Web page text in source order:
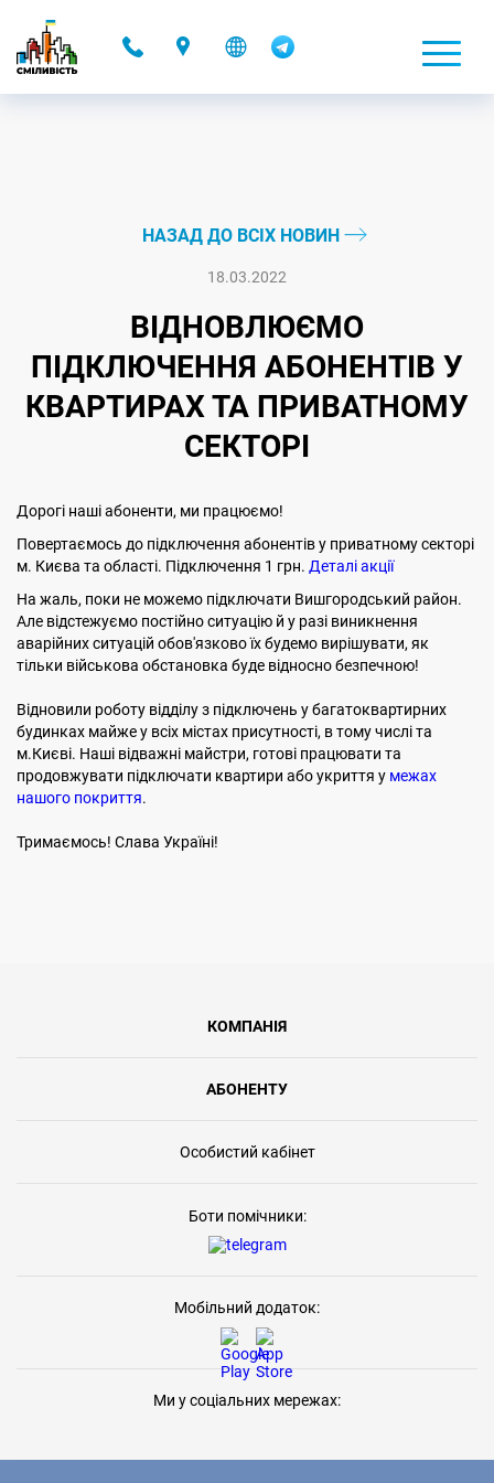
НАЗАД ДО ВСІХ НОВИН
18.03.2022
ВІДНОВЛЮЄМО
ПІДКЛЮЧЕННЯ АБОНЕНТІВ У
КВАРТИРАХ ТА ПРИВАТНОМУ
СЕКТОРІ
Дорогі наші абоненти, ми працюємо!
Повертаємось до підключення абонентів у приватному секторі
м. Києва та області. Підключення 1 грн. Деталі акції
На жаль, поки не можемо підключати Вишгородський район.
Але відстежуємо постійно ситуацію й у разі виникнення
аварійних ситуацій обов'язково їх будемо вирішувати, як
тільки військова обстановка буде відносно безпечною!
Відновили роботу відділу з підключень у багатоквартирних
будинках майже у всіх містах присутності, в тому числі та
м.Києві. Наші відважні майстри, готові працювати та
продовжувати підключати квартири або укриття у межах
нашого покриття.
Тримаємось! Слава Україні!
КОМПАНІЯ
АБОНЕНТУ
Особистий кабінет
Боти помічники:
Мобільний додаток:
Ми у соціальних мережах: